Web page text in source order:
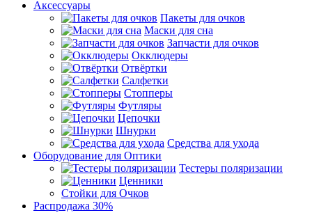
Аксессуары
Пакеты для очков
Маски для сна
Запчасти для очков
Окклюдеры
Отвёртки
Салфетки
Стопперы
Футляры
Цепочки
Шнурки
Средства для ухода
Оборудование для Оптики
Тестеры поляризации
Ценники
Стойки для Очков
Распродажа 30%